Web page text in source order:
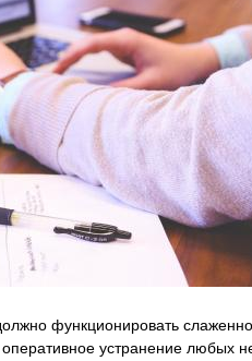
функционировать
устранение любых